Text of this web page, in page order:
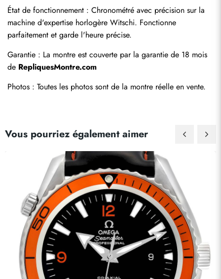
État de fonctionnement : Chronométré avec précision sur la
machine d'expertise horlogère Witschi. Fonctionne
parfaitement et garde l'heure précise.
Garantie : La montre est couverte par la garantie de 18 mois
de RepliquesMontre.com
Photos : Toutes les photos sont de la montre réelle en vente.
Vous pourriez également aimer